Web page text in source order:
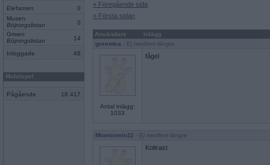
Elefanten
0
Musen
Böjningslistan
0
Grisen
Böjningslistan
14
Inloggade 48
Mobilspel
Pågående 18 417
« Föregående sida
« Första sidan
Användare
Inlägg
greentea - Ej medlem längre
Antal inlägg:
1033
fågel
Miominmio11 - Ej medlem längre
Koltrast